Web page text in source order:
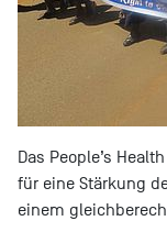
Das People’s
für eine Stärkung
einem